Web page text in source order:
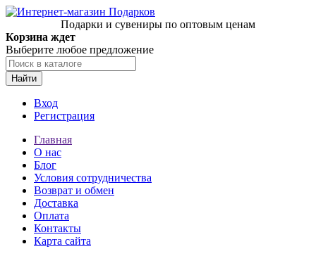
Подарки и сувениры по оптовым ценам
Корзина ждет
Выберите любое предложение
Найти
Вход
Регистрация
Главная
О нас
Блог
Условия сотрудничества
Возврат и обмен
Доставка
Оплата
Контакты
Карта сайта